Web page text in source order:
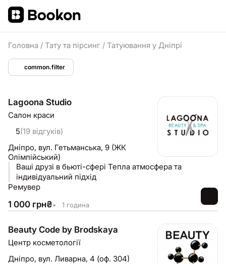
Головна / Тату та пірсинг / Татуювання у Дніпрі
common.filter
Lagoona Studio
Салон краси
5(19 відгуків)
Дніпро, вул. Гетьманська, 9 (ЖК
Олімпійський)
Ваші друзі в бьюті-сфері Тепла атмосфера та
індивідуальний підхід
Ремувер
1 000 грн₴• 1 година
Beauty Code by Brodskaya
Центр косметології
Дніпро, вул. Ливарна, 4 (оф. 304)